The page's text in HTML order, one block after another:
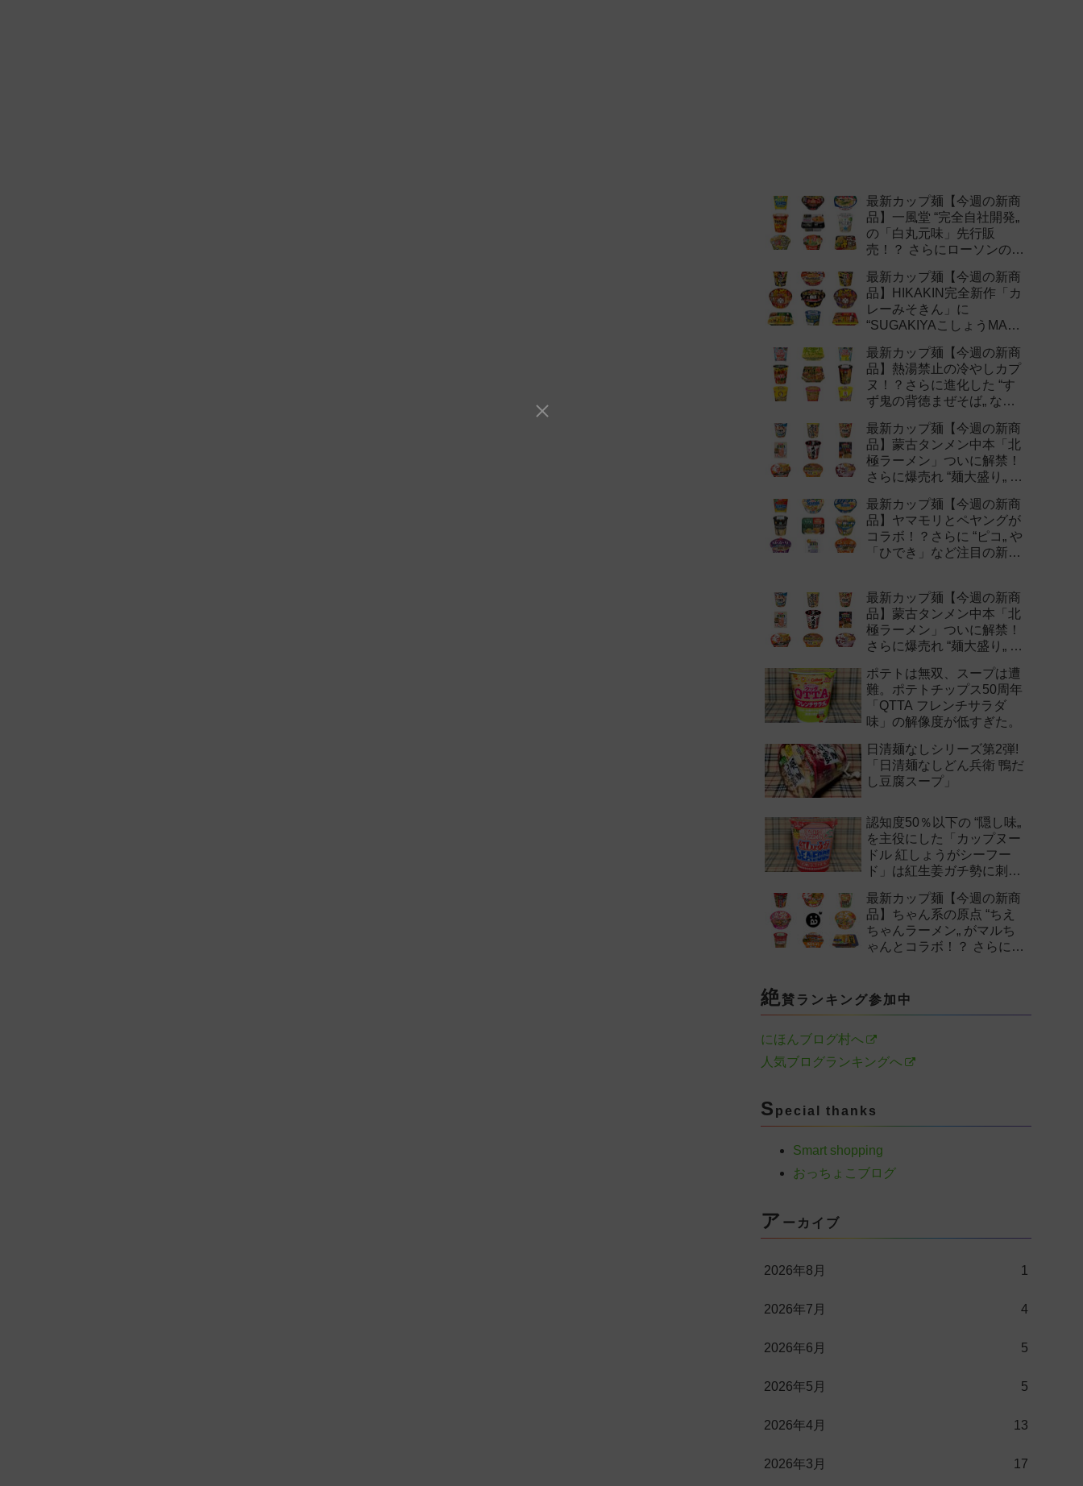
最新カップ麺【今週の新商
品】一風堂 “完全自社開発„
の「白丸元味」先行販
売！？ さらにローソンの激
新作まとめ！
最新カップ麺【今週の新商
品】HIKAKIN完全新作「カ
レーみそきん」に
“SUGAKIYAこしょうMAX„
最新カップ麺【今週の新商
品】熱湯禁止の冷やしカプ
ヌ！？さらに進化した “す
ず鬼の背徳まぜそば„ など
最新カップ麺【今週の新商
品】蒙古タンメン中本「北
極ラーメン」ついに解禁！
さらに爆売れ “麺大盛り„ シ
作まとめ！
最新カップ麺【今週の新商
品】ヤマモリとペヤングが
コラボ！？さらに “ピコ„ や
「ひでき」など注目の新作
最新カップ麺【今週の新商
品】蒙古タンメン中本「北
極ラーメン」ついに解禁！
さらに爆売れ “麺大盛り„ シ
作まとめ！
ポテトは無双、スープは遭
難。ポテトチップス50周年
「QTTA フレンチサラダ
味」の解像度が低すぎた。
日清麺なしシリーズ第2弾!
「日清麺なしどん兵衛 鴨だ
し豆腐スープ」
認知度50％以下の “隠し味„
を主役にした「カップヌー
ドル 紅しょうがシーフー
ド」は紅生姜ガチ勢に刺さ
最新カップ麺【今週の新商
品】ちゃん系の原点 “ちえ
ちゃんラーメン„ がマルち
ゃんとコラボ！？ さらに
絶賛ランキング参加中
にほんブログ村へ
人気ブログランキングへ
S pecial thanks
Smart shopping
おっちょこブログ
ア ーカイブ
2026年8月 1
2026年7月 4
2026年6月 5
2026年5月 5
2026年4月 13
2026年3月 17